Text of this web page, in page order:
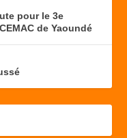
pour le 3e
de Yaoundé